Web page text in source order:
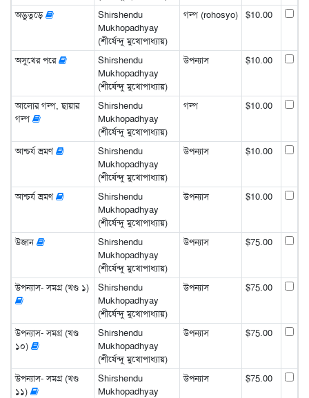
অদ্ভুতুড়ে
Shirshendu
Mukhopadhyay
(শীর্ষেন্দু মুখোপাধ্যায়)
গল্প (rohosyo) $10.00
অসুখের পরে
Shirshendu
Mukhopadhyay
(শীর্ষেন্দু মুখোপাধ্যায়)
উপন্যাস $10.00
আলোর গল্প, ছায়ার
গল্প
Shirshendu
Mukhopadhyay
(শীর্ষেন্দু মুখোপাধ্যায়)
গল্প $10.00
আশ্চর্য ভ্রমণ
Shirshendu
Mukhopadhyay
(শীর্ষেন্দু মুখোপাধ্যায়)
উপন্যাস $10.00
আশ্চর্য ভ্রমণ
Shirshendu
Mukhopadhyay
(শীর্ষেন্দু মুখোপাধ্যায়)
উপন্যাস $10.00
উজান
Shirshendu
Mukhopadhyay
(শীর্ষেন্দু মুখোপাধ্যায়)
উপন্যাস $75.00
উপন্যাস- সমগ্র (খণ্ড ১)
Shirshendu
Mukhopadhyay
(শীর্ষেন্দু মুখোপাধ্যায়)
উপন্যাস $75.00
উপন্যাস- সমগ্র (খণ্ড
১০)
Shirshendu
Mukhopadhyay
(শীর্ষেন্দু মুখোপাধ্যায়)
উপন্যাস $75.00
উপন্যাস- সমগ্র (খণ্ড
১১)
Shirshendu
Mukhopadhyay
উপন্যাস $75.00